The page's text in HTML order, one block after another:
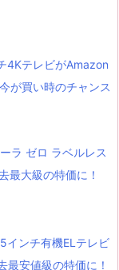
4KテレビがAmazon
が買い時のチャンス
ラ ゼロ ラベルレス
最大級の特価に！
インチ有機ELテレビ
最安値級の特価に！